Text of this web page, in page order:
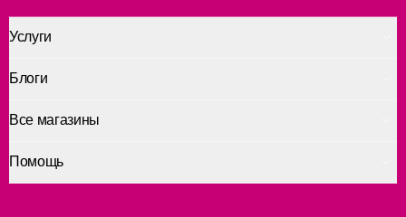
Услуги
Помощь
Блоги
Все магазины